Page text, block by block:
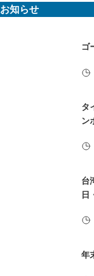
お知らせ
ゴ
タ
ン
台
日
年